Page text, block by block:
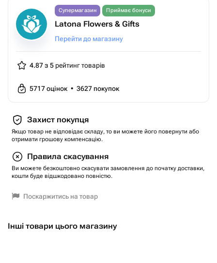
Супермагазин Приймає бонуси
Latona Flowers & Gifts
Перейти до магазину
4.87 з 5 рейтинг товарів
5717оцінок • 3627 покупок
Захист покупця
Якщо товар не відповідає складу, то ви можете його повернути або
отримати грошову компенсацію.
Правила скасування
Ви можете безкоштовно скасувати замовлення до початку доставки,
кошти буде відшкодовано повністю.
Поскаржитись на товар
Інші товари цього магазину